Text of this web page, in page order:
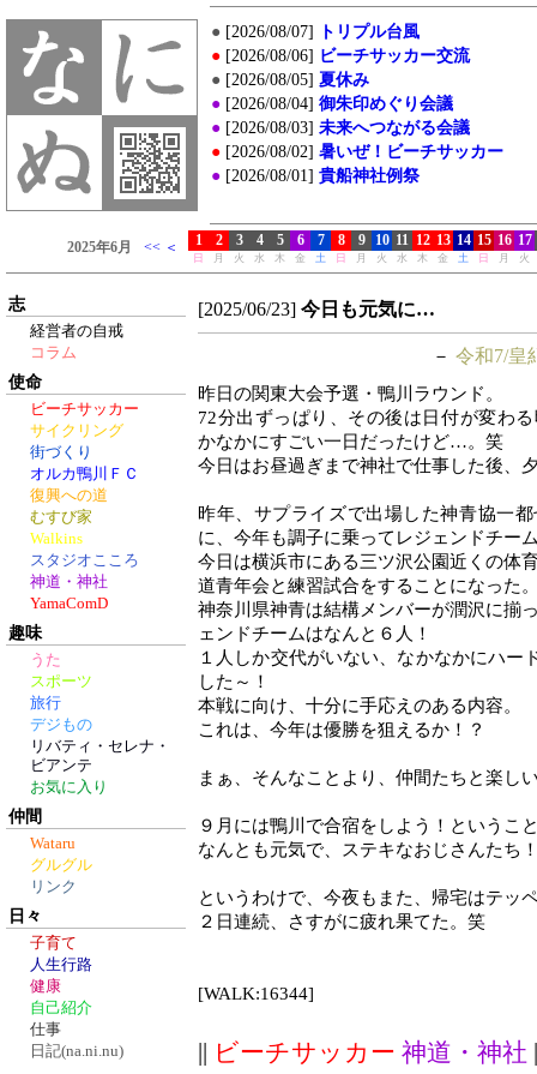
志
経営者の自戒
コラム
使命
ビーチサッカー
サイクリング
街づくり
オルカ鴨川ＦＣ
復興への道
むすび家
Walkins
スタジオこころ
神道・神社
YamaComD
趣味
うた
スポーツ
旅行
デジもの
リバティ・セレナ・
ビアンテ
お気に入り
仲間
Wataru
グルグル
リンク
日々
子育て
人生行路
健康
自己紹介
仕事
日記(na.ni.nu)
[2025/06/23] 今日も元気に…
－ 令和7/皇
昨日の関東大会予選・鴨川ラウンド。
72分出ずっぱり、その後は日付が変わ
かなかにすごい一日だったけど…。笑
今日はお昼過ぎまで神社で仕事した後、
昨年、サプライズで出場した神青協一
に、今年も調子に乗ってレジェンドチー
今日は横浜市にある三ツ沢公園近くの体
道青年会と練習試合をすることになった
神奈川県神青は結構メンバーが潤沢に揃
ェンドチームはなんと６人！
１人しか交代がいない、なかなかにハ
した～！
本戦に向け、十分に手応えのある内容。
これは、今年は優勝を狙えるか！？
まぁ、そんなことより、仲間たちと楽し
９月には鴨川で合宿をしよう！というこ
なんとも元気で、ステキなおじさんたち
というわけで、今夜もまた、帰宅はテッ
２日連続、さすがに疲れ果てた。笑
[WALK:16344]
|| ビーチサッカー 神道・神社